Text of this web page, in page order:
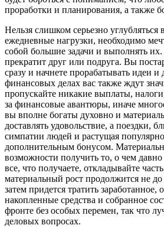
проработки и планирования, а также
Нельзя слишком серьезно
ежедневные нагрузки, необходимо
собой большие задачи и выполнять
прекратит друг или подруга. Вы
сразу и начнете прорабатывать идеи и
финансовых делах вас также ждут
пропускайте никакие выплаты,
за финансовые авантюры, иначе
вы вполне богаты духовно и
доставлять удовольствие, а поездки,
симпатии людей и растущая
дополнительным бонусом.
возможности получить то, о чем давно
все, что получаете, откладывайте
материальный рост продолжится не до
затем придется тратить заработанное,
накопленные средства и собранное
фронте без особых перемен, так что
деловых вопросах.